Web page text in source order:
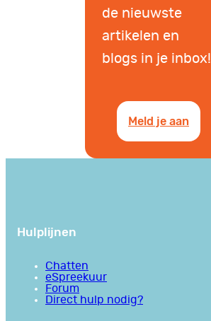
de nieuwste
artikelen en
blogs in je inbox!
Meld je aan
Hulplijnen
Chatten
eSpreekuur
Forum
Direct hulp nodig?